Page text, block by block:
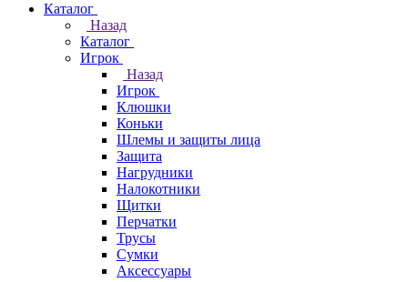
Каталог
Назад
Каталог
Игрок
Назад
Игрок
Клюшки
Коньки
Шлемы и защиты лица
Защита
Нагрудники
Налокотники
Щитки
Перчатки
Трусы
Сумки
Аксессуары